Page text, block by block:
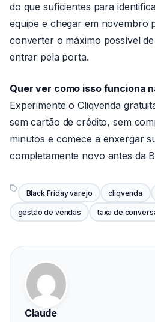
do que suficientes para
equipe e chegar em novembro
converter o máximo possível
entrar pela porta.
Quer ver como isso funciona
Experimente o Cliqvenda
sem cartão de crédito, sem
minutos e comece a enxergar
completamente novo antes da
Black Friday varejo cliqvenda
gestão de vendas taxa de
Claude